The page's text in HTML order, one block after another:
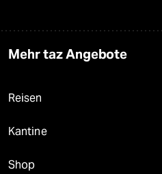
Mehr taz Angebote
Reisen
Kantine
Shop